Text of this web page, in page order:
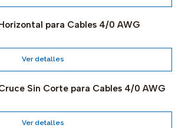
para Cables 4/0 AWG
Ver detalles
Sin Corte para Cables 4/0 AWG
Ver detalles